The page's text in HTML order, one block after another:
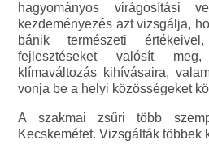
hagyományos virágosítási
kezdeményezés azt vizsgálja,
bánik természeti
fejlesztéseket valósít
klímaváltozás kihívásaira,
vonja be a helyi közösségeket
A szakmai zsűri több
Kecskemétet. Vizsgálták többek